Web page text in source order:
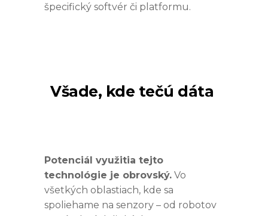
špecifický softvér či platformu.
Všade, kde tečú dáta
Potenciál využitia tejto
technológie je obrovský. Vo
všetkých oblastiach, kde sa
spoliehame na senzory – od robotov